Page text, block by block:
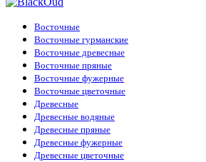
Восточные
Восточные гурманские
Восточные древесные
Восточные пряные
Восточные фужерные
Восточные цветочные
Древесные
Древесные водяные
Древесные пряные
Древесные фужерные
Древесные цветочные